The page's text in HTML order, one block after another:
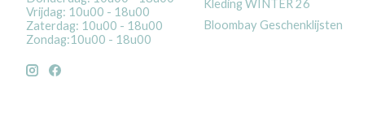
Vrijdag: 10u00 - 18u00
Zaterdag: 10u00 - 18u00
Zondag:10u00 - 18u00
Kleding WINTER 26
Bloombay Geschenklijsten